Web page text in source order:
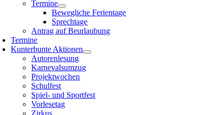
Termine
Bewegliche Ferientage
Sprechtage
Antrag auf Beurlaubung
Termine
Kunterbunte Aktionen
Autorenlesung
Karnevalsumzug
Projektwochen
Schulfest
Spiel- und Sportfest
Vorlesetag
Zirkus